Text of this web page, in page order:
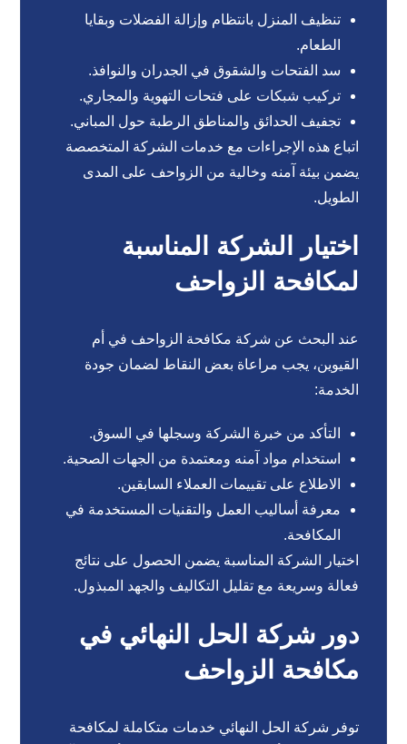
تنظيف المنزل بانتظام وإزالة الفضلات وبقايا
الطعام.
سد الفتحات والشقوق في الجدران والنوافذ.
تركيب شبكات على فتحات التهوية والمجاري.
تجفيف الحدائق والمناطق الرطبة حول المباني.
اتباع هذه الإجراءات مع خدمات الشركة المتخصصة
يضمن بيئة آمنه وخالية من الزواحف على المدى
الطويل.
اختيار الشركة المناسبة
لمكافحة الزواحف
عند البحث عن شركة مكافحة الزواحف في أم
القيوين، يجب مراعاة بعض النقاط لضمان جودة
الخدمة:
التأكد من خبرة الشركة وسجلها في السوق.
استخدام مواد آمنه ومعتمدة من الجهات الصحية.
الاطلاع على تقييمات العملاء السابقين.
معرفة أساليب العمل والتقنيات المستخدمة في
المكافحة.
اختيار الشركة المناسبة يضمن الحصول على نتائج
فعالة وسريعة مع تقليل التكاليف والجهد المبذول.
دور شركة الحل النهائي في
مكافحة الزواحف
توفر شركة الحل النهائي خدمات متكاملة لمكافحة